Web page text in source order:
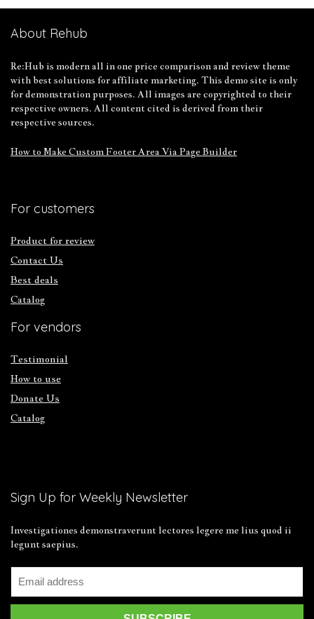
About Rehub
Re:Hub is modern all in one price comparison and review theme
with best solutions for affiliate marketing. This demo site is only
for demonstration purposes. All images are copyrighted to their
respective owners. All content cited is derived from their
respective sources.
How to Make Custom Footer Area Via Page Builder
For customers
Product for review
Contact Us
Best deals
Catalog
For vendors
Testimonial
How to use
Donate Us
Catalog
Sign Up for Weekly Newsletter
Investigationes demonstraverunt lectores legere me lius quod ii
legunt saepius.